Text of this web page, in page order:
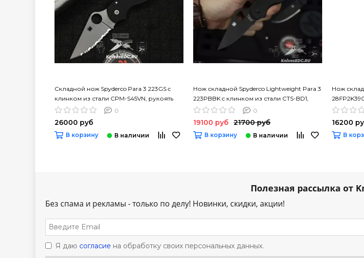
Складной нож Spyderco Para 3 223GS c
клинком из стали CPM-S45VN, рукоять
G10
0
26000 руб
В корзину
Нож складной Spyderco Lightweight Para 3
223PBBK c клинком из стали CTS-BD1,
рукоять FRN
0
19100 руб 21700 руб
В корзину
Нож
K390
16200
В
Полезная рассылка от
Без спама и рекламы - только по делу! Новинки, скидки, акции!
Я даю согласие на обработку своих персональных данных.